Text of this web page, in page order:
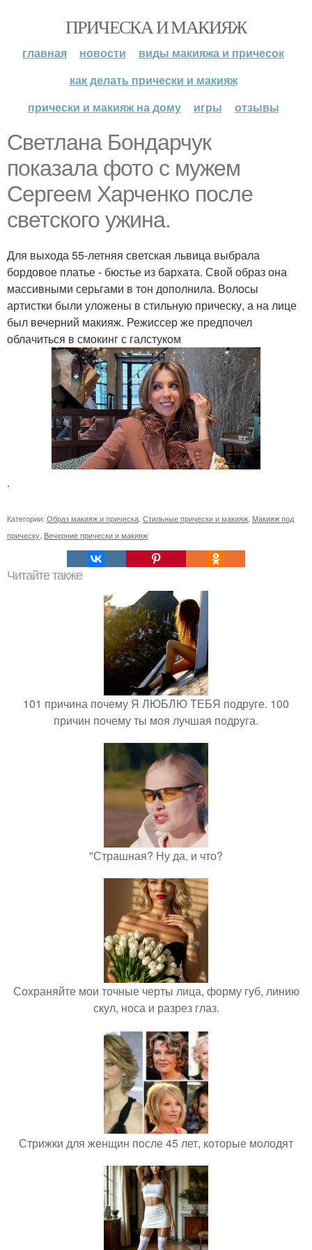
ПРИЧЕСКА И МАКИЯЖ
главная новости
виды макияжа и причесок
как делать прически и макияж
прически и макияж на дому
игры отзывы
Светлана Бондарчук
показала фото с мужем
Сергеем Харченко после
светского ужина.
Для выхода 55-летняя светская львица выбрала
бордовое платье - бюстье из бархата. Свой образ она
массивными серьгами в тон дополнила. Волосы
артистки были уложены в стильную прическу, а на лице
был вечерний макияж. Режиссер же предпочел
облачиться в смокинг с галстуком
.
Категории: Образ макияж и прическа Стильные прически и макияж Макияж под
прическу Вечерние прически и макияж
Читайте также
101 причина почему Я ЛЮБЛЮ ТЕБЯ подруге. 100
причин почему ты моя лучшая подруга.
"Страшная? Ну да, и что?
Сохраняйте мои точные черты лица, форму губ, линию
скул, носа и разрез глаз.
Стрижки для женщин после 45 лет, которые молодят